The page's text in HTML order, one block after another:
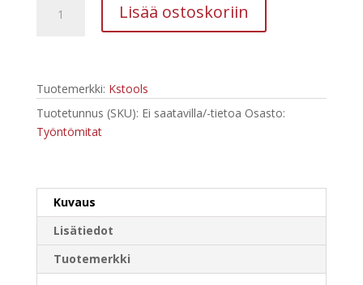
digitaalinen
Lisää ostoskoriin
Tuotemerkki: Kstools
Tuotetunnus (SKU): Ei saatavilla/-tietoa Osasto:
Työntömitat
Kuvaus
Lisätiedot
Tuotemerkki